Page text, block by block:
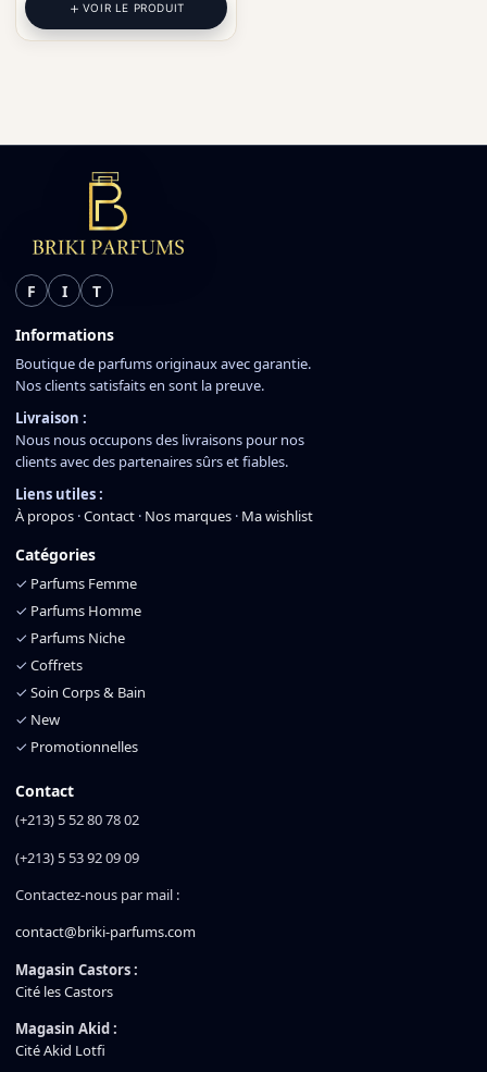
VOIR LE PRODUIT
F I T
Informations
Boutique de parfums originaux avec garantie.
Nos clients satisfaits en sont la preuve.
Livraison :
Nous nous occupons des livraisons pour nos
clients avec des partenaires sûrs et fiables.
Liens utiles :
À propos ·Contact · Nos marques · Ma wishlist
Catégories
✓ Parfums Femme
✓ Parfums Homme
✓ Parfums Niche
✓ Coffrets
✓ Soin Corps & Bain
✓ New
✓ Promotionnelles
Contact
(+213) 5 52 80 78 02
(+213) 5 53 92 09 09
Contactez-nous par mail :
contact@briki-parfums.com
Magasin Castors :
Cité les Castors
Magasin Akid :
Cité Akid Lotfi